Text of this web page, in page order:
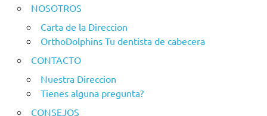
NOSOTROS
Carta de la Direccion
OrthoDolphins Tu dentista de cabecera
CONTACTO
Nuestra Direccion
Tienes alguna pregunta?
CONSEJOS